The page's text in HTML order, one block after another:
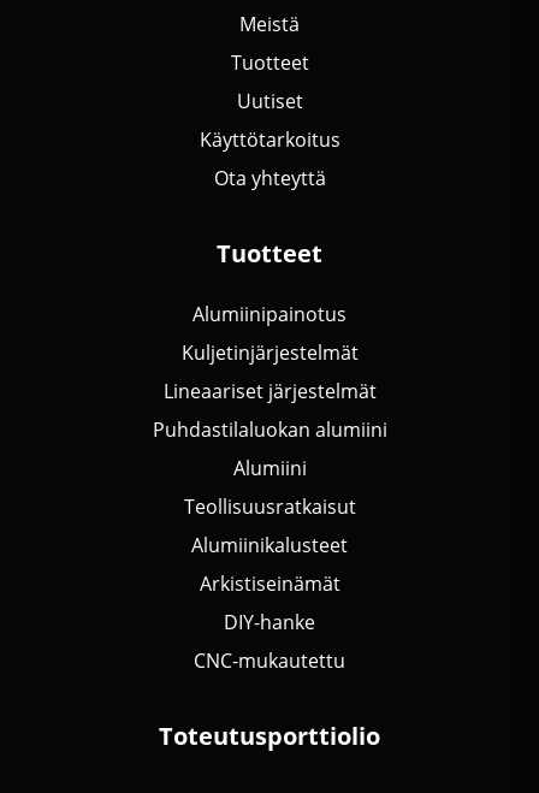
Meistä
Tuotteet
Uutiset
Käyttötarkoitus
Ota yhteyttä
Tuotteet
Alumiinipainotus
Kuljetinjärjestelmät
Lineaariset järjestelmät
Puhdastilaluokan alumiini
Alumiini
Teollisuusratkaisut
Alumiinikalusteet
Arkistiseinämät
DIY-hanke
CNC-mukautettu
Toteutusporttiolio